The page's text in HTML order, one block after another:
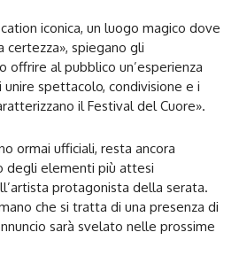
iconica, un luogo magico dove
certezza», spiegano gli
offrire al pubblico un’esperienza
spettacolo, condivisione e i
il Festival del Cuore».
ormai ufficiali, resta ancora
degli elementi più attesi
protagonista della serata.
che si tratta di una presenza di
sarà svelato nelle prossime